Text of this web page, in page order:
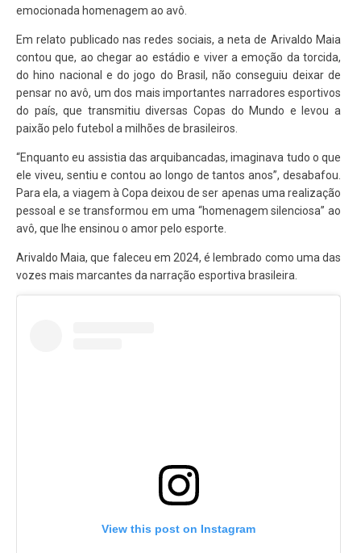
emocionada homenagem ao avô.
Em relato publicado nas redes sociais, a neta de Arivaldo Maia
contou que, ao chegar ao estádio e viver a emoção da torcida,
do hino nacional e do jogo do Brasil, não conseguiu deixar de
pensar no avô, um dos mais importantes narradores esportivos
do país, que transmitiu diversas Copas do Mundo e levou a
paixão pelo futebol a milhões de brasileiros.
“Enquanto eu assistia das arquibancadas, imaginava tudo o que
ele viveu, sentiu e contou ao longo de tantos anos”, desabafou.
Para ela, a viagem à Copa deixou de ser apenas uma realização
pessoal e se transformou em uma “homenagem silenciosa” ao
avô, que lhe ensinou o amor pelo esporte.
Arivaldo Maia, que faleceu em 2024, é lembrado como uma das
vozes mais marcantes da narração esportiva brasileira.
View this post on Instagram